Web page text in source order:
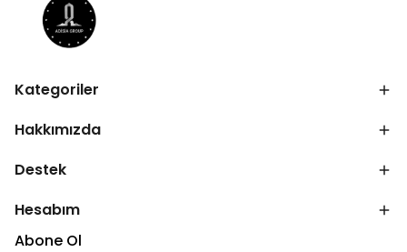
Kategoriler
Hakkımızda
Destek
Hesabım
Abone Ol